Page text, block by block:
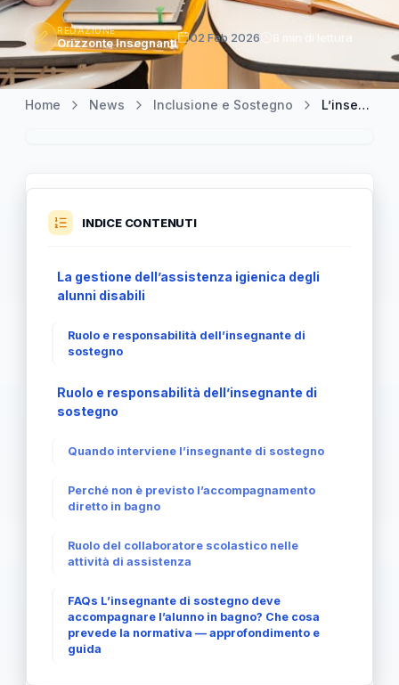
REDAZIONE
Orizzonte Insegnanti 02 Feb 2026 8 min di lettura
Home News Inclusione e Sostegno L’insegnante di sostegno deve accompagnare l’alunno in bagno? Che cosa prevede la normativa — approfondimento e guida
INDICE CONTENUTI
La gestione dell’assistenza igienica degli
alunni disabili
Ruolo e responsabilità dell’insegnante di
sostegno
Ruolo e responsabilità dell’insegnante di
sostegno
Quando interviene l’insegnante di sostegno
Perché non è previsto l’accompagnamento
diretto in bagno
Ruolo del collaboratore scolastico nelle
attività di assistenza
FAQs L’insegnante di sostegno deve
accompagnare l’alunno in bagno? Che cosa
prevede la normativa — approfondimento e
guida